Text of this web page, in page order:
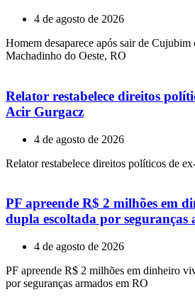
4 de agosto de 2026
Homem desaparece após sair de Cujubim
Machadinho do Oeste, RO
Relator restabelece direitos
Acir Gurgacz
4 de agosto de 2026
Relator restabelece direitos políticos de
PF apreende R$ 2 milhões em
dupla escoltada por seguranças
4 de agosto de 2026
PF apreende R$ 2 milhões em dinheiro
por seguranças armados em RO